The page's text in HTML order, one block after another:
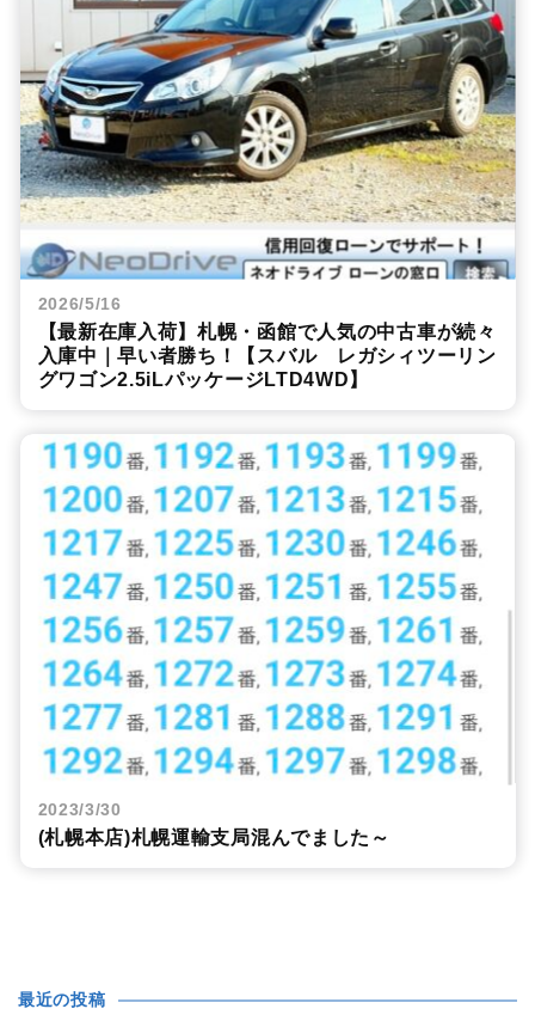
2026/5/16
【最新在庫入荷】札幌・函館で人気の中古車が続々
入庫中｜早い者勝ち！【スバル レガシィツーリン
グワゴン2.5iLパッケージLTD4WD】
2023/3/30
(札幌本店)札幌運輸支局混んでました～
最近の投稿